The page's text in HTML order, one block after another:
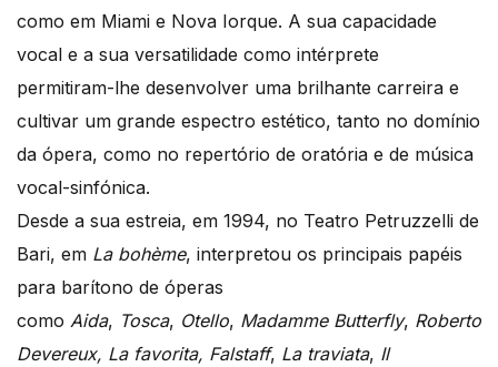
como em Miami e Nova Iorque. A sua capacidade
vocal e a sua versatilidade como intérprete
permitiram-lhe desenvolver uma brilhante carreira e
cultivar um grande espectro estético, tanto no domínio
da ópera, como no repertório de oratória e de música
vocal-sinfónica.
Desde a sua estreia, em 1994, no Teatro Petruzzelli de
Bari, em La bohème, interpretou os principais papéis
para barítono de óperas
como Aida, Tosca, Otello, Madamme Butterfly, Roberto
Devereux, La favorita, Falstaff, La traviata, Il